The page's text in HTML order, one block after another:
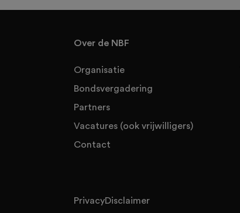
Over de NBF
Organisatie
Bondsvergadering
Partners
Vacatures (ook vrijwilligers)
Contact
PrivacyDisclaimer